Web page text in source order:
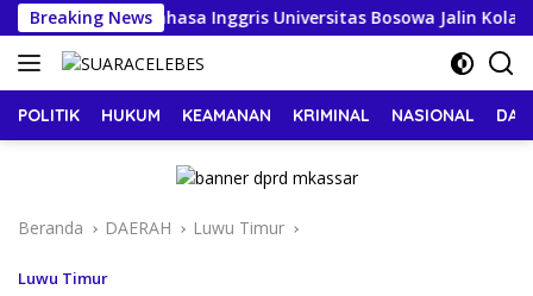
Langsung
ke
konten
Breaking News
Pendidikan Bahasa Inggris Universitas Bosowa Jalin
POLITIK HUKUM KEAMANAN KRIMINAL NASIONAL
Beranda DAERAH Luwu Timur
Luwu Timur